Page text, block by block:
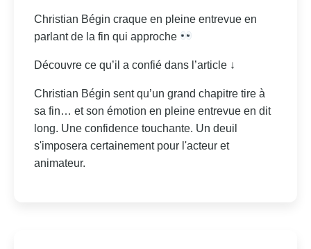
Christian Bégin craque en pleine entrevue en
parlant de la fin qui approche
Découvre ce qu’il a confié dans l’article ↓
Christian Bégin sent qu’un grand chapitre tire à
sa fin… et son émotion en pleine entrevue en dit
long. Une confidence touchante. Un deuil
s'imposera certainement pour l'acteur et
animateur.